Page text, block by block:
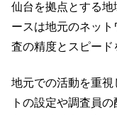
仙台を拠点とする
ースは地元のネッ
査の精度とスピード
地元での活動を重
トの設定や調査員